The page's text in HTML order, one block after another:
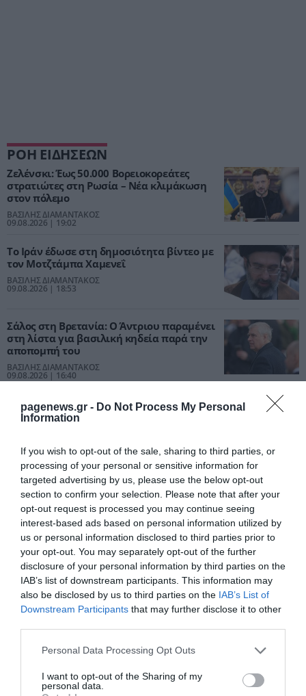
pagenews.gr - Do Not Process My Personal
Information
If you wish to opt-out of the sale, sharing to third parties, or
processing of your personal or sensitive information for
targeted advertising by us, please use the below opt-out
section to confirm your selection. Please note that after your
opt-out request is processed you may continue seeing
interest-based ads based on personal information utilized by
us or personal information disclosed to third parties prior to
your opt-out. You may separately opt-out of the further
disclosure of your personal information by third parties on the
IAB’s list of downstream participants. This information may
also be disclosed by us to third parties on the IAB’s List of
Downstream Participants that may further disclose it to other
Please note that this website/app uses one or more Google
not limited to your visit or usage behaviour. You may click to
grant or deny consent to Google and its third-party tags to
Personal Data Processing Opt Outs
I want to opt-out of the Sharing of my
personal data.
ΡΟΗ ΕΙΔΗΣΕΩΝ
Ζελένσκι: Έως 50.000 Βορειοκορεάτες
στρατιώτες στη Ρωσία – Νέα κλιμάκωση
στον πόλεμο
ΒΑΣΙΛΗΣ ΔΙΑΜΑΝΤΑΚΟΣ
09.08.2026 | 19:02
Το Ιράν έδωσε στη δημοσιότητα βίντεο με
τον Μοτζτάμπα Χαμενεΐ
ΒΑΣΙΛΗΣ ΔΙΑΜΑΝΤΑΚΟΣ
09.08.2026 | 18:53
Σάλος στη Βρετανία: Ο Άντριου παραμένει
στη λίστα για βασιλική κηδεία παρά την
αποπομπή του
ΒΑΣΙΛΗΣ ΔΙΑΜΑΝΤΑΚΟΣ
09.08.2026 | 16:40
Ιατρικός Σύλλογος Θέουτα: 8.000
μετανάστες παραμένουν στην πόλη-
ΒΑΣΙΛΗΣ ΔΙΑΜΑΝΤΑΚΟΣ
09.08.2026 | 15:23
PODCASTS
Μπαλατσούκας pagenews.gr:«Η κυβέρνηση θυμάται τους
πυροσβέστες όταν τους λέει ήρωες–όχι όταν ζητούν
στήριξη»